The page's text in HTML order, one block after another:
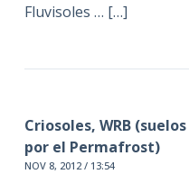
Fluvisoles … […]
Criosoles, WRB
por el Permafrost)
NOV 8, 2012 / 13:54